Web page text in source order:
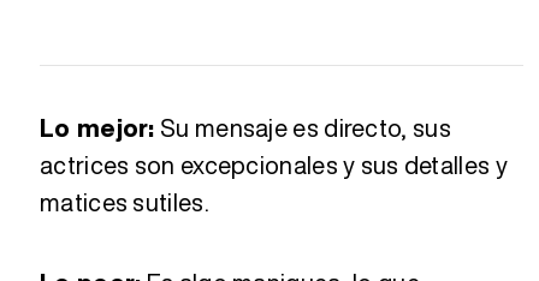
Lo mejor: Su mensaje es directo, sus
actrices son excepcionales y sus detalles y
matices sutiles.